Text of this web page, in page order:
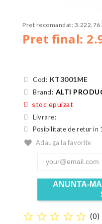
Pret final:
Pret recomandat: 3.222,76
Cod: KT3001ME
Brand: ALTI
stoc epuizat
Livrare:
Posibilitate de retur in
Adauga la favorite
ANUNTA-
star_border star_border star_border star_border star_border (0)